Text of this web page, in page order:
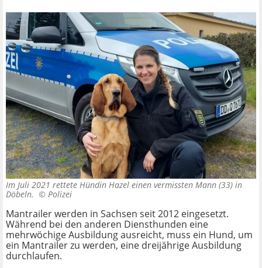
Im Juli 2021 rettete Hündin Hazel einen vermissten Mann (33) in
Döbeln. © Polizei
Mantrailer werden in Sachsen seit 2012 eingesetzt.
Während bei den anderen Diensthunden eine
mehrwöchige Ausbildung ausreicht, muss ein Hund, um
ein Mantrailer zu werden, eine dreijährige Ausbildung
durchlaufen.